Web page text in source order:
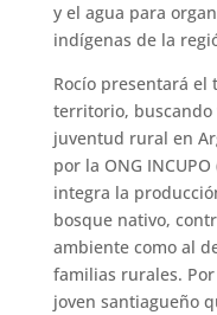
y el agua para
indígenas de la
Rocío presentará
territorio, buscando
juventud rural en
por la ONG
integra la
bosque nativo,
ambiente como al
familias rurales.
joven santiagueño